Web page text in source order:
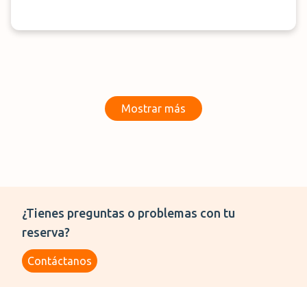
Mostrar más
¿Tienes preguntas o problemas con tu
reserva?
Contáctanos